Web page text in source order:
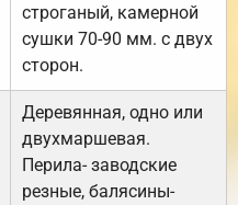
строганый, камерной
сушки 70-90 мм. с двух
сторон.
Деревянная, одно или
двухмаршевая.
Перила- заводские
резные, балясины-